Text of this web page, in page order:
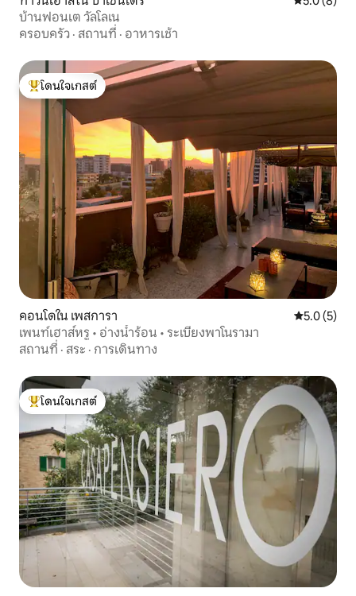
บ้านฟอนเต วัลโลเน
ครอบครัว · สถานที่ · อาหารเช้า
โดนใจเกสต์ที่สุด
โดนใจเกสต์
คอนโดใน เพสการา คะแนนเฉลี่
5.0 (5)
เพนท์เฮาส์หรู • อ่างน้ำร้อน • ระเบียงพาโนรามา
สถานที่ · สระ · การเดินทาง
โดนใจเกสต์ที่สุด
โดนใจเกสต์